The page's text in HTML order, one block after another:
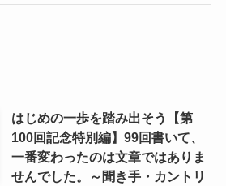
はじめの一歩を踏み出そう【第
100回記念特別編】99回書いて、
一番変わったのは文章ではありま
せんでした。～聞き手・カントリ